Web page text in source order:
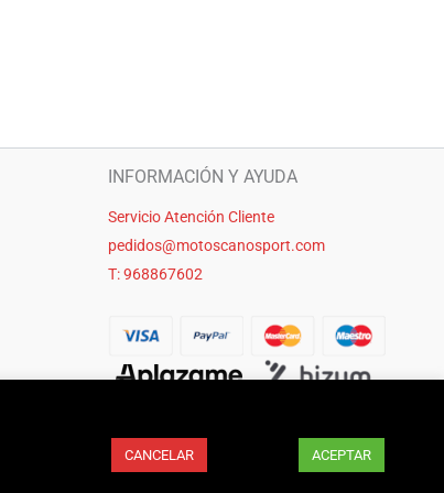
INFORMACIÓN Y AYUDA
Servicio Atención Cliente
pedidos@motoscanosport.com
T: 968867602
CANCELAR ACEPTAR